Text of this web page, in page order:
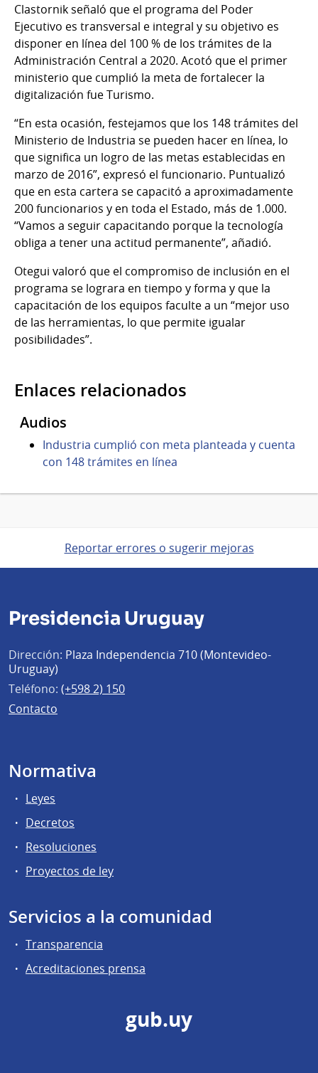
Clastornik señaló que el programa del Poder
Ejecutivo es transversal e integral y su objetivo es
disponer en línea del 100 % de los trámites de la
Administración Central a 2020. Acotó que el primer
ministerio que cumplió la meta de fortalecer la
digitalización fue Turismo.
“En esta ocasión, festejamos que los 148 trámites del
Ministerio de Industria se pueden hacer en línea, lo
que significa un logro de las metas establecidas en
marzo de 2016”, expresó el funcionario. Puntualizó
que en esta cartera se capacitó a aproximadamente
200 funcionarios y en toda el Estado, más de 1.000.
“Vamos a seguir capacitando porque la tecnología
obliga a tener una actitud permanente”, añadió.
Otegui valoró que el compromiso de inclusión en el
programa se lograra en tiempo y forma y que la
capacitación de los equipos faculte a un “mejor uso
de las herramientas, lo que permite igualar
posibilidades”.
Enlaces relacionados
Audios
Industria cumplió con meta planteada y cuenta
con 148 trámites en línea
Reportar errores o sugerir mejoras
Presidencia Uruguay
Dirección: Plaza Independencia 710 (Montevideo-
Uruguay)
Teléfono: (+598 2) 150
Contacto
Normativa
Leyes
Decretos
Resoluciones
Proyectos de ley
Servicios a la comunidad
Transparencia
Acreditaciones prensa
gub.uy